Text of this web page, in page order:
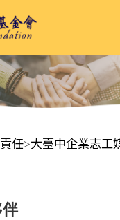
任>大臺中企業志工